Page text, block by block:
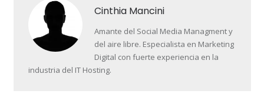
Cinthia Mancini
Amante del Social Media Managment y
del aire libre. Especialista en Marketing
Digital con fuerte experiencia en la
industria del IT Hosting.